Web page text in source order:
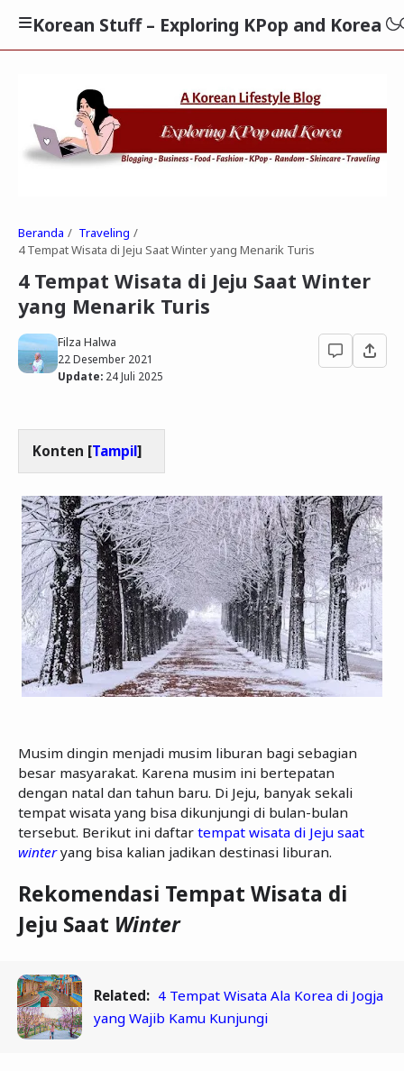
Korean Stuff – Exploring KPop and Korea
Beranda
Traveling
4 Tempat Wisata di Jeju Saat Winter yang Menarik Turis
4 Tempat Wisata di Jeju Saat Winter
yang Menarik Turis
Filza Halwa
22 Desember 2021
Update: 24 Juli 2025
Konten [Tampil]
Musim dingin menjadi musim liburan bagi sebagian
besar masyarakat. Karena musim ini bertepatan
dengan natal dan tahun baru. Di Jeju, banyak sekali
tempat wisata yang bisa dikunjungi di bulan-bulan
tersebut. Berikut ini daftar tempat wisata di Jeju saat
winteryang bisa kalian jadikan destinasi liburan.
Rekomendasi Tempat Wisata di
Jeju Saat Winter
Related: 4 Tempat Wisata Ala Korea di Jogja
yang Wajib Kamu Kunjungi